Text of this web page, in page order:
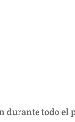
durante todo el